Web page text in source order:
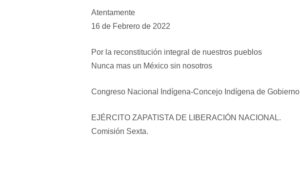
Atentamente
16 de Febrero de 2022
Por la reconstitución integral de nuestros pueblos
Nunca mas un México sin nosotros
Congreso Nacional Indígena-Concejo Indígena de Gobierno
EJÉRCITO ZAPATISTA DE LIBERACIÓN NACIONAL.
Comisión Sexta.